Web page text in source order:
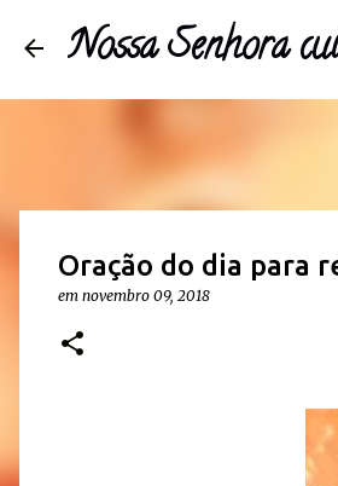
Nossa Senhora
Oração do dia para
em novembro 09, 2018